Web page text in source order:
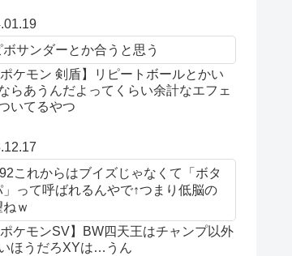
ボサンダーとか合うと思う
ポケモン 剣盾】リピートボールとかい
らあうんだよってくらい余計なエフェ
いてるやつ
これからはブイズじゃなくて「ボタ
」って呼ばれるんやで↑つまり低脳の
ｗ
ポケモンSV】BW四天王はチャンプ以外
ほうだろXYは…うん